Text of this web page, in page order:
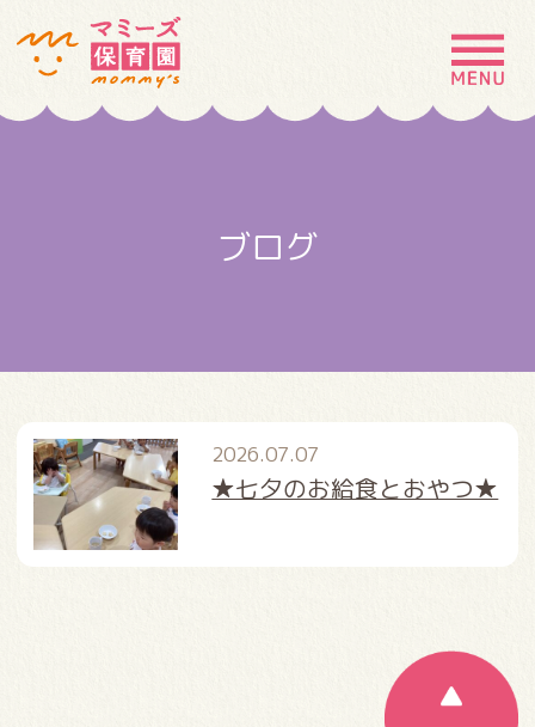
MENU
採用情報 お問い合わせ
ブログ
2026.07.07
★七夕のお給食とおやつ★